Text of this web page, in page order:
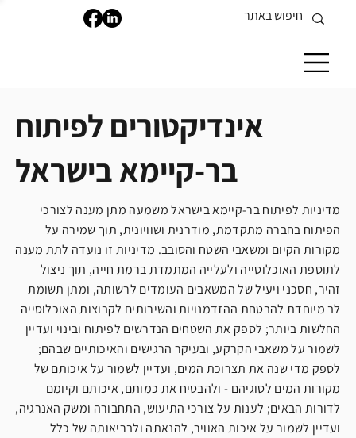
אינדיקטורים לפיתוח
בר-קיימא בישראל
מדיניות לפיתוח בר-קיימא בישראל משמעה מתן מענה לצורכי
הפיתוח בחברה מתקדמת, מודרנית ושוויונית, תוך שמירה על
מקורות הקיום ומשאבי השטח והסובב. מדיניות זו נועדה לתת מענה
לתוספת האוכלוסייה ולעלייה המתמדת ברמת חייה, תוך ניצול
זהיר, חסכני ויעיל של המשאבים העומדים לרשותה, ומתן תשומת
לב מיוחדת להבטחת ההזדמנויות והשירותים לקבוצות האוכלוסייה
החלשות ביותר; לספק את השטחים הנדרשים לפיתוח ובינוי ועדיין
לשמור על משאבי הקרקע, ובעיקר הרגישים והאיכותיים שבהם;
לספק מדי שנה את תצרוכת המים, ועדיין לשמור על איכותם של
מקורות המים לסוגיהם - ולהבטיח את כמותם, איכותם וקיומם
לדורות הבאים; לענות על צורכי התיעוש, התחבורה ומשק האנרגיה,
ועדיין לשמור על איכות האוויר, להנאתה ולבריאותה של כלל